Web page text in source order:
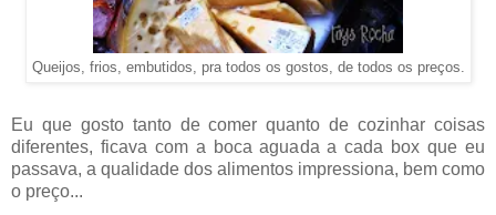
Queijos, frios, embutidos, pra todos os gostos, de todos os preços.
Eu que gosto tanto de comer quanto de cozinhar coisas
diferentes, ficava com a boca aguada a cada box que eu
passava, a qualidade dos alimentos impressiona, bem como
o preço...